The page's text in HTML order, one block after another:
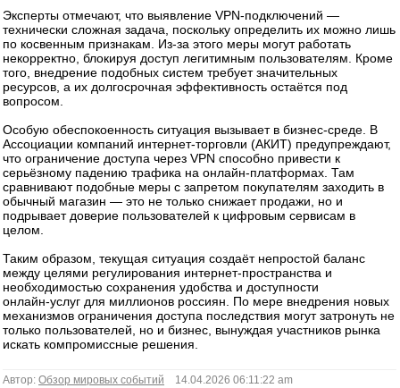
Эксперты отмечают, что выявление VPN‑подключений —
технически сложная задача, поскольку определить их можно лишь
по косвенным признакам. Из‑за этого меры могут работать
некорректно, блокируя доступ легитимным пользователям. Кроме
того, внедрение подобных систем требует значительных
ресурсов, а их долгосрочная эффективность остаётся под
вопросом.
Особую обеспокоенность ситуация вызывает в бизнес‑среде. В
Ассоциации компаний интернет‑торговли (АКИТ) предупреждают,
что ограничение доступа через VPN способно привести к
серьёзному падению трафика на онлайн‑платформах. Там
сравнивают подобные меры с запретом покупателям заходить в
обычный магазин — это не только снижает продажи, но и
подрывает доверие пользователей к цифровым сервисам в
целом.
Таким образом, текущая ситуация создаёт непростой баланс
между целями регулирования интернет‑пространства и
необходимостью сохранения удобства и доступности
онлайн‑услуг для миллионов россиян. По мере внедрения новых
механизмов ограничения доступа последствия могут затронуть не
только пользователей, но и бизнес, вынуждая участников рынка
искать компромиссные решения.
Автор: Обзор мировых событий 14.04.2026 06:11:22 am